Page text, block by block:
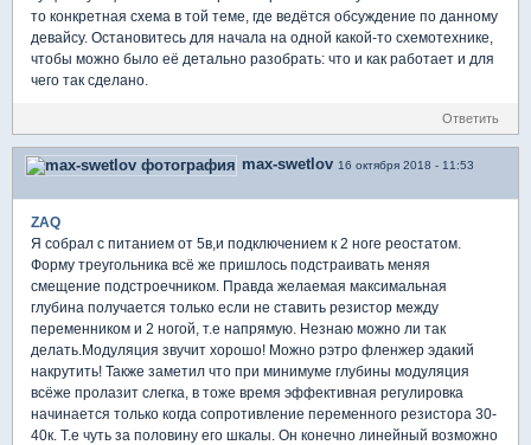
то конкретная схема в той теме, где ведётся обсуждение по данному
девайсу. Остановитесь для начала на одной какой-то схемотехнике,
чтобы можно было её детально разобрать: что и как работает и для
чего так сделано.
Ответить
max-swetlov 16 октября 2018 - 11:53
ZAQ
Я собрал с питанием от 5в,и подключением к 2 ноге реостатом.
Форму треугольника всё же пришлось подстраивать меняя
смещение подстроечником. Правда желаемая максимальная
глубина получается только если не ставить резистор между
переменником и 2 ногой, т.е напрямую. Незнаю можно ли так
делать.Модуляция звучит хорошо! Можно рэтро фленжер эдакий
накрутить! Также заметил что при минимуме глубины модуляция
всёже пролазит слегка, в тоже время эффективная регулировка
начинается только когда сопротивление переменного резистора 30-
40к. Т.е чуть за половину его шкалы. Он конечно линейный возможно